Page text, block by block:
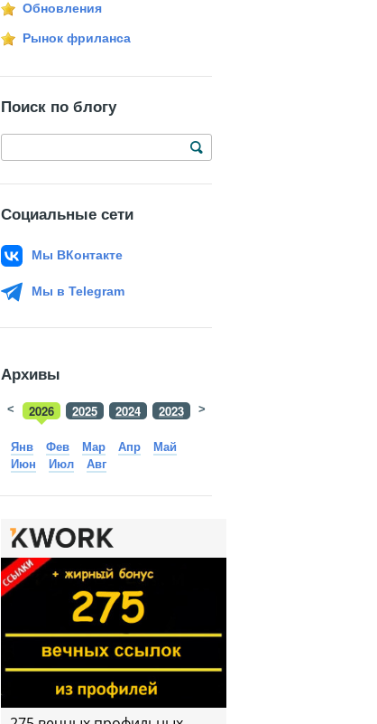
Обновления
Рынок фриланса
Поиск по блогу
Социальные сети
Мы ВКонтакте
Мы в Telegram
Архивы
2026 2025 2024 2023 2022
< >
Янв Фев Мар Апр
Май
Июн
Июл Авг